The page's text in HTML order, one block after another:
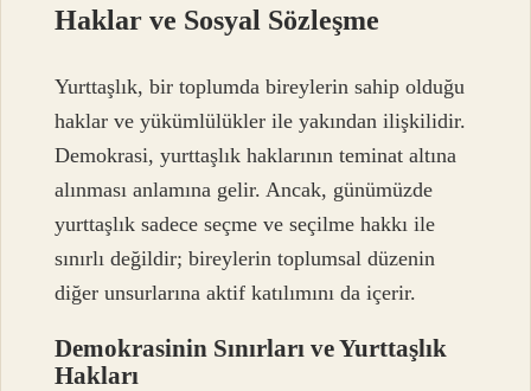
Haklar ve Sosyal Sözleşme
Yurttaşlık, bir toplumda bireylerin sahip olduğu
haklar ve yükümlülükler ile yakından ilişkilidir.
Demokrasi, yurttaşlık haklarının teminat altına
alınması anlamına gelir. Ancak, günümüzde
yurttaşlık sadece seçme ve seçilme hakkı ile
sınırlı değildir; bireylerin toplumsal düzenin
diğer unsurlarına aktif katılımını da içerir.
Demokrasinin Sınırları ve Yurttaşlık
Hakları